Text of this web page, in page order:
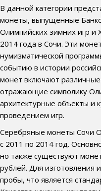
В данной категории
монеты, выпущенные
Олимпийских зимних игр и
2014 года в Сочи. Эти
нумизматической
событию в истории
монет включают
отражающие символику
архитектурные объекты и
проведением игр.
Серебряные монеты Сочи
с 2011 по 2014 год.
но также существуют
рублей. Для изготовления
пробы, что является